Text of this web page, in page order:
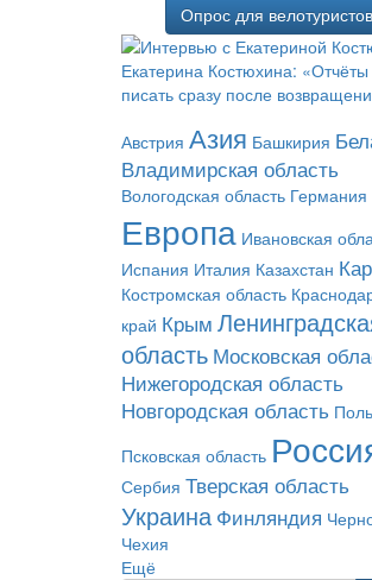
Опрос для велотуристов
Екатерина Костюхина:
писать сразу после
Австрия Азия Башкирия
Владимирская область
Вологодская область Германия
Европа Ивановская
Испания Италия Казахстан
Костромская область
край Крым
область Московская
Нижегородская область
Новгородская область
Псковская область
Сербия Тверская область
Украина Финляндия
Чехия
Ещё